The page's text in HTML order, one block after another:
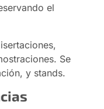
el
Se
y stands.